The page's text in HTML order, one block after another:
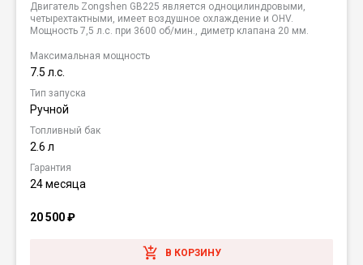
Двигатель Zongshen GB225 является одноцилиндровыми,
четырехтактными, имеет воздушное охлаждение и OHV.
Мощность 7,5 л.с. при 3600 об/мин., диметр клапана 20 мм.
Максимальная мощность
7.5 л.с.
Тип запуска
Ручной
Топливный бак
2.6 л
Гарантия
24 месяца
20 500₽
В КОРЗИНУ